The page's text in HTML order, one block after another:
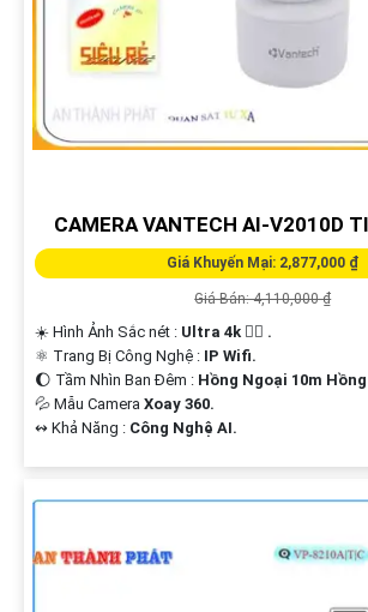
150.000 VNĐ
🔈 Camera Vantech chống trộm có màu ban đêm
PIR
308M
💰 Lắp Camera Speedom Vantech
Camera speedom vantech giá
🔔 Lắp camera chất lượng cao vantech
🔷 21.000 VNĐ Lắp camera vantech độ phân giải
CAMERA VANTECH AI-V2010D
Giá Khuyến Mại: 2,877,000 ₫
Giá Bán: 4,110,000 ₫
☀️ Hình Ảnh Sắc nét : Ultra 4k 👍🏾 .
⚛️ Trang Bị Công Nghệ : IP Wifi.
🌔 Tầm Nhìn Ban Đêm : Hồng Ngoại 10m
💦 Mẫu Camera Xoay 360.
️↭ Khả Năng : Công Nghệ AI.